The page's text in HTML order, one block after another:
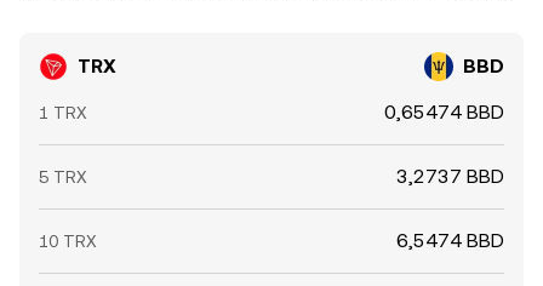
TRX BBD
1 TRX 0,65474 BBD
5 TRX 3,2737 BBD
10 TRX 6,5474 BBD